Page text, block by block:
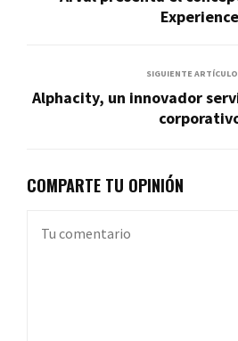
Experience
SIGUIENTE ARTÍCULO
Alphacity, un innovador
COMPARTE TU OPINIÓN